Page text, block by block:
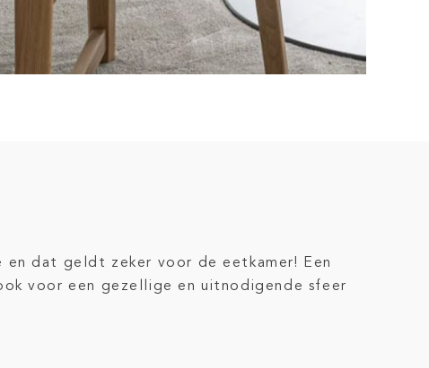
en dat geldt zeker voor de eetkamer! Een
voor een gezellige en uitnodigende sfeer